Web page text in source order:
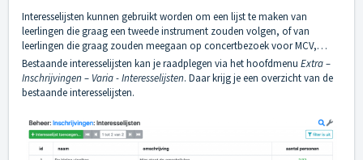
Interesselijsten kunnen gebruikt worden om een lijst te maken van
leerlingen die graag een tweede instrument zouden volgen, of van
leerlingen die graag zouden meegaan op concertbezoek voor MCV,…
Bestaande interesselijsten kan je raadplegen via het hoofdmenu Extra –
Inschrijvingen – Varia - Interesselijsten. Daar krijg je een overzicht van de
bestaande interesselijsten.